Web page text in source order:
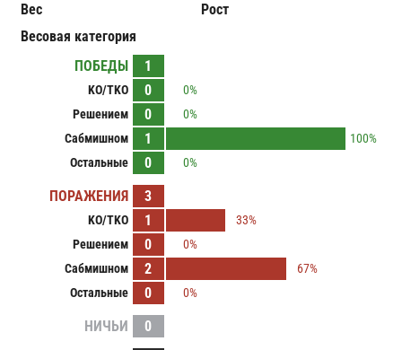
Вес
Рост
Весовая категория
ПОБЕДЫ
1
KO/TKO 0
0%
Решением
0
0%
Сабмишном
1
100%
Остальные
0 0%
ПОРАЖЕНИЯ 3
KO/TKO 1
33%
Решением
0
0%
Сабмишном
2
67%
Остальные
0 0%
НИЧЬИ
0